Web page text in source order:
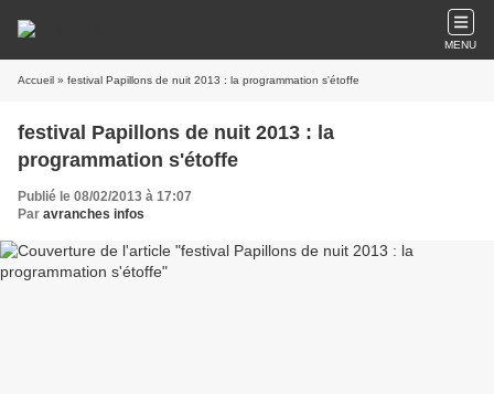
MENU
Accueil » festival Papillons de nuit 2013 : la programmation s'étoffe
festival Papillons de nuit 2013 : la
programmation s'étoffe
Publié le 08/02/2013 à 17:07
Par avranches infos